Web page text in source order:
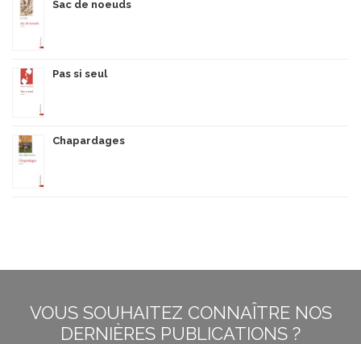
Sac de noeuds
Pas si seul
Chapardages
VOUS SOUHAITEZ CONNAÎTRE NOS
DERNIÈRES PUBLICATIONS ?